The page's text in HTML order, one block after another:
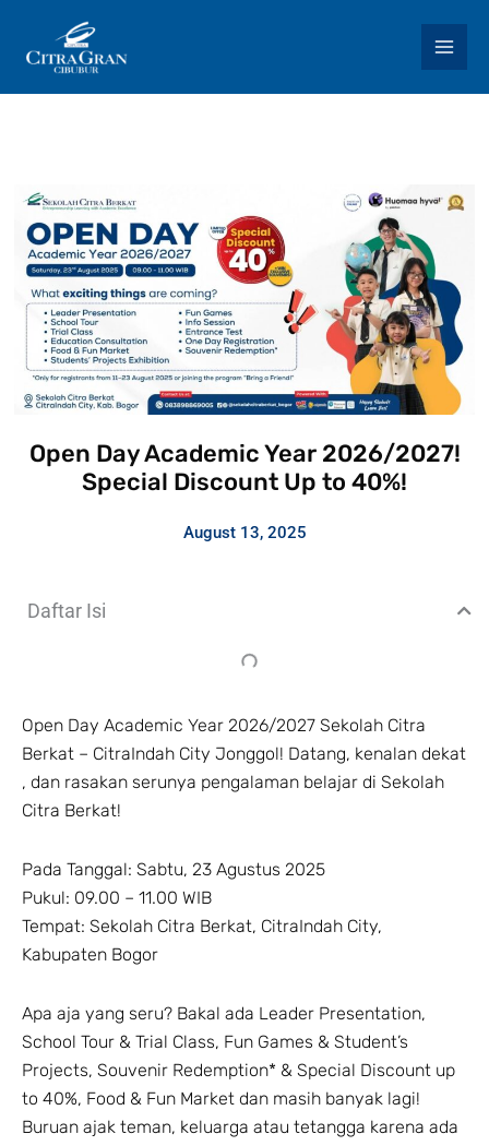
content
Open Day Academic Year 2026/2027!
Special Discount Up to 40%!
August 13, 2025
Daftar Isi
Open Day Academic Year 2026/2027 Sekolah Citra
Berkat – CitraIndah City Jonggol! Datang, kenalan dekat
, dan rasakan serunya pengalaman belajar di Sekolah
Citra Berkat!
Pada Tanggal: Sabtu, 23 Agustus 2025
Pukul: 09.00 – 11.00 WIB
Tempat: Sekolah Citra Berkat, CitraIndah City,
Kabupaten Bogor
Apa aja yang seru? Bakal ada Leader Presentation,
School Tour & Trial Class, Fun Games & Student’s
Projects, Souvenir Redemption* & Special Discount up
to 40%, Food & Fun Market dan masih banyak lagi!
Buruan ajak teman, keluarga atau tetangga karena ada